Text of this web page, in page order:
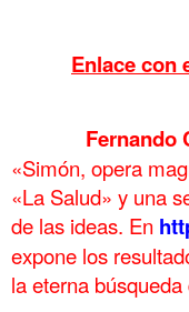
Enlace con
Fernando
«Simón, opera
«La Salud» y una
de las ideas. En
expone los
la eterna